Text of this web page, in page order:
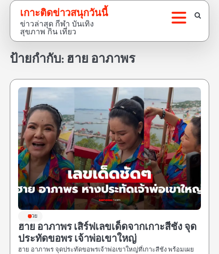
Skip
content
เกาะติดข่าวสนุกวันนี้
ข่าวล่าสุด กีฬา บันเทิง
สุขภาพ กิน เที่ยว
ป้ายกำกับ: ฮาย อาภาพร
หวย
ฮาย อาภาพร เสิร์ฟเลขเด็ดจากเกาะสีชัง จุด
ประทัดขอพร เจ้าพ่อเขาใหญ่
ฮาย อาภาพร จุดประทัดขอพรเจ้าพ่อเขาใหญ่ที่เกาะสีชัง พร้อมเผย